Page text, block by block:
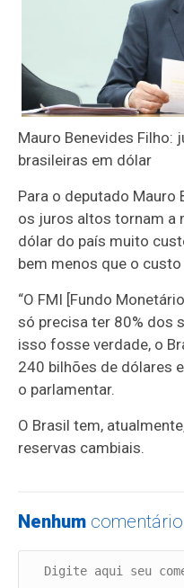
Mauro Benevides Filho:
brasileiras em dólar
Para o deputado Mauro
os juros altos tornam a
dólar do país muito
bem menos que o
“O FMI [Fundo
só precisa ter 80% dos
isso fosse verdade, o
240 bilhões de dólares
o parlamentar.
O Brasil tem,
reservas cambiais.
Nenhum comentário